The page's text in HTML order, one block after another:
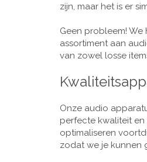
zijn, maar het is er
Geen probleem!
assortiment aan
van zowel losse
Onze audio
perfecte kwaliteit
optimaliseren
zodat we je kunnen